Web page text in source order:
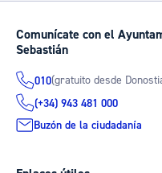
Comunícate con el
Sebastián
010(gratuito desde
(+34) 943 481 000
Buzón de la ciudadanía